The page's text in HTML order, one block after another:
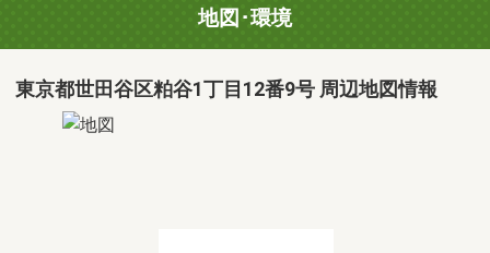
地図･環境
東京都世田谷区粕谷1丁目12番9号 周辺地図情報